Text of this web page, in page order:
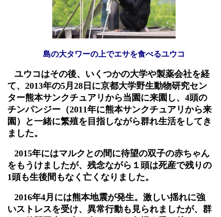
島の大タワーの上でエサを食べるユウコ
ユウコはその後、いくつかの大学や製薬会社を経
て、2013年の5月28 日に京都大学野生動物研究セン
ター熊本サンクチュアリから当園に来園し、4頭の
チンパンジー（2011年に熊本サンクチュアリから来
園）と一緒に繁殖を目指しながら群れ生活をしてき
ました。
2015年にはマルクとの間に待望の双子の赤ちゃん
をもうけましたが、残念ながら１頭は死産で残りの
1頭も生後間もなく亡くなりました。
2016年4月には熊本地震が発生。激しい揺れに強
いストレスを受け、異常行動も見られましたが、群